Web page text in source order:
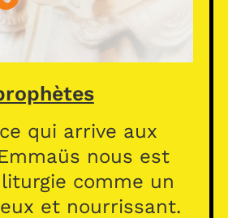
qui arrive aux
nous est
comme un
et nourrissant.